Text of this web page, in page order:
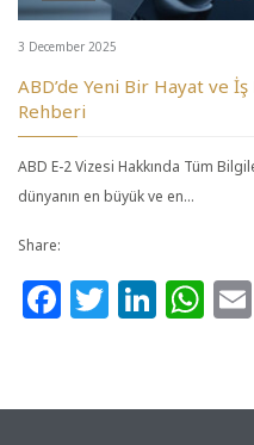
3 December 2025
ABD’de Yeni Bir Hayat ve İş
Rehberi
ABD E-2 Vizesi Hakkında Tüm
dünyanın en büyük ve en…
Share:
Facebook
Twitter